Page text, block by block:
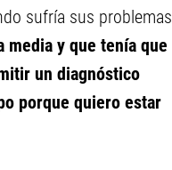
sufría sus problemas
media y que tenía que
un diagnóstico
porque quiero estar